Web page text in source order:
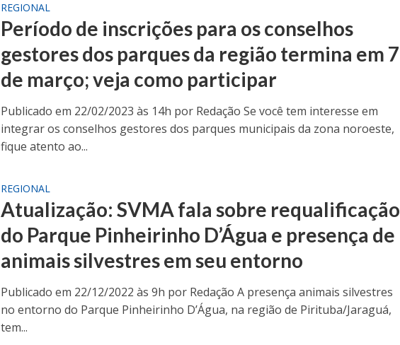
REGIONAL
Período de inscrições para os conselhos
gestores dos parques da região termina em 7
de março; veja como participar
Publicado em 22/02/2023 às 14h por Redação Se você tem interesse em
integrar os conselhos gestores dos parques municipais da zona noroeste,
fique atento ao...
REGIONAL
Atualização: SVMA fala sobre requalificação
do Parque Pinheirinho D’Água e presença de
animais silvestres em seu entorno
Publicado em 22/12/2022 às 9h por Redação A presença animais silvestres
no entorno do Parque Pinheirinho D’Água, na região de Pirituba/Jaraguá,
tem...